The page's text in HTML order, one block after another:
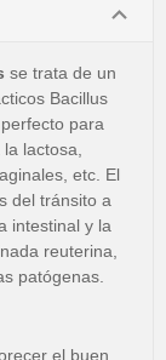
se trata de un
Bacillus
para
lactosa,
etc. El
del tránsito a
intestinal y la
reuterina,
patógenas.
el buen